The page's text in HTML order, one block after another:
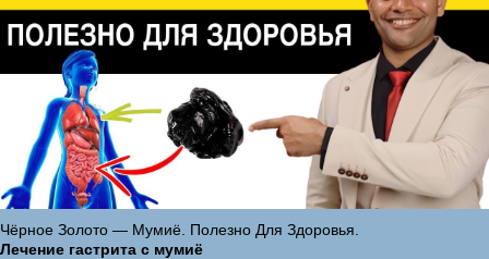
Чёрное Золото — Мумиё. Полезно Для Здоровья.
Лечение гастрита с мумиё